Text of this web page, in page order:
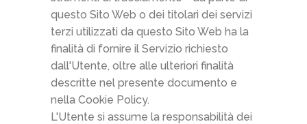
questo Sito Web o dei titolari dei servizi
terzi utilizzati da questo Sito Web ha la
finalità di fornire il Servizio richiesto
dall'Utente, oltre alle ulteriori finalità
descritte nel presente documento e
nella Cookie Policy.
L'Utente si assume la responsabilità dei